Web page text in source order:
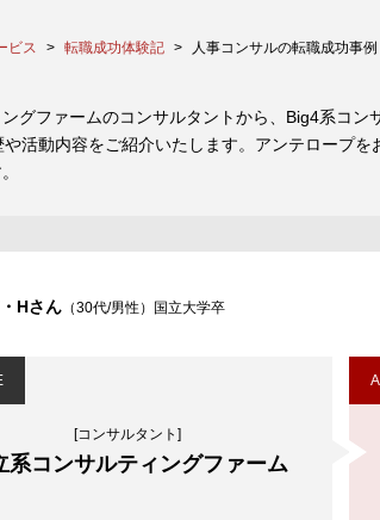
ビス 転職成功体験記 人事コンサルの転職成功事
グファームのコンサルタントから、Big4系コ
活動内容をご紹介いたします。アンテロープ
Hさん （30代/男性）国立大学卒
[コンサルタント]
系コンサルティングファーム